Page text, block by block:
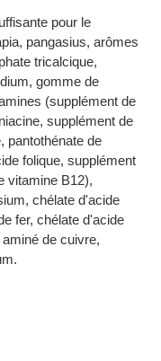
pour le
pangasius, arômes
tricalcique,
gomme de
(supplément de
supplément de
pantothénate de
folique, supplément
vitamine B12),
chélate d'acide
fer, chélate d'acide
de cuivre,